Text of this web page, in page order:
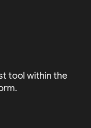
tool within the